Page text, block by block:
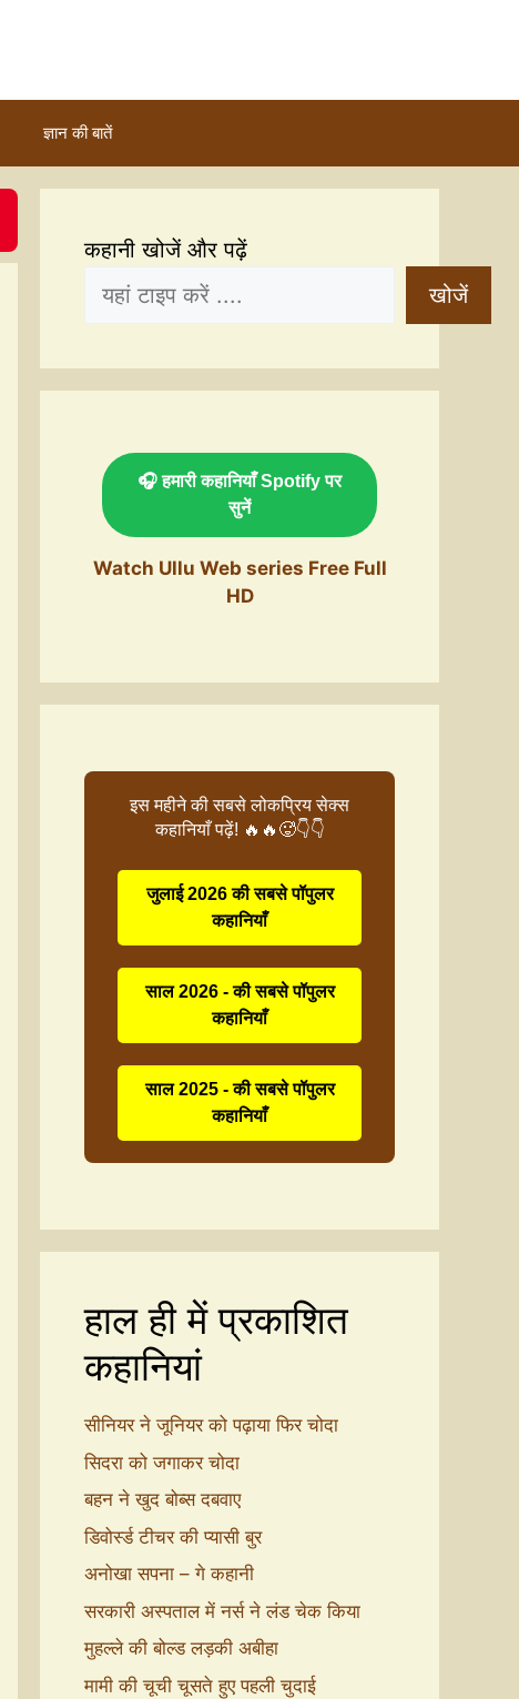
ज्ञान की बातें
कहानी खोजें और पढ़ें
खोजें
🎧 हमारी कहानियाँ Spotify पर
सुनें
Watch Ullu Web series Free Full
HD
इस महीने की सबसे लोकप्रिय सेक्स
कहानियाँ पढ़ें! 🔥🔥🥵👇👇
जुलाई 2026 की सबसे पॉपुलर
कहानियाँ
साल 2026 - की सबसे पॉपुलर
कहानियाँ
साल 2025 - की सबसे पॉपुलर
कहानियाँ
हाल ही में प्रकाशित
कहानियां
सीनियर ने जूनियर को पढ़ाया फिर चोदा
सिदरा को जगाकर चोदा
बहन ने खुद बोब्स दबवाए
डिवोर्स्ड टीचर की प्यासी बुर
अनोखा सपना – गे कहानी
सरकारी अस्पताल में नर्स ने लंड चेक किया
मुहल्ले की बोल्ड लड़की अबीहा
मामी की चूची चूसते हुए पहली चुदाई